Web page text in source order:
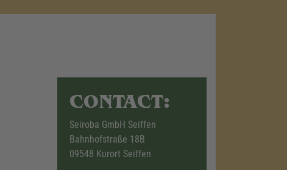
CONTACT:
Seiroba GmbH Seiffen
Bahnhofstraße 18B
09548 Kurort Seiffen